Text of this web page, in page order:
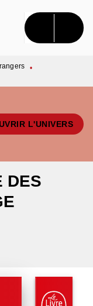
•
L'UNIVERS
DES